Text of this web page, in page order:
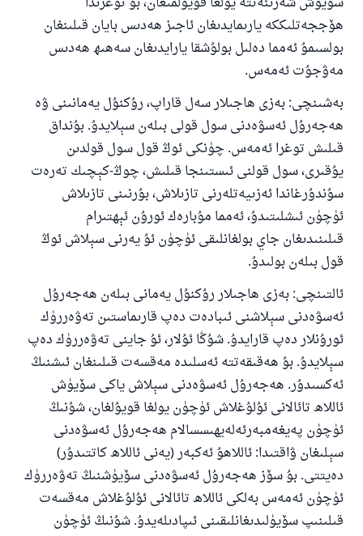
ھۆججەتلىككە يارىمايدىغان ئاجىز ھەدىس بايان قىلىنغان
بولسىمۇ ئەمما دەلىل بولۇشقا يارايدىغان سەھىھ ھەدىس
مەۋجۇت ئەمەس.
بەشىنچى: بەزى ھاجىلار سەل قاراپ، رۇكنۇل يەمانىنى ۋە
ھەجەرۇل ئەسۋەدنى سول قولى بىلەن سېلايدۇ. بۇنداق
قىلىش توغرا ئەمەس. چۈنكى ئوڭ قول سول قولدىن
يۇقىرى، سول قولنى ئىستىنجا قىلىش، چوڭ-كېچىك تەرەت
سۇندۇرغاندا ئەزىيەتلەرنى تازىلاش، بۇرنىنى تازىلاش
ئۈچۈن ئىشلىتىدۇ، ئەمما مۇبارەك ئورۇن ئېھتىرام
قىلىنىدىغان جاي بولغانلىقى ئۈچۈن ئۇ يەرنى سېلاش ئوڭ
قول بىلەن بولىدۇ.
ئالتىنچى: بەزى ھاجىلار رۇكنۇل يەمانى بىلەن ھەجەرۇل
ئەسۋەدنى سېلاشنى ئىبادەت دەپ قارىماستىن تەۋەررۈك
ئورۇنلار دەپ قارايدۇ. شۇڭا ئۇلار، ئۇ جاينى تەۋەررۈك دەپ
سېلايدۇ. بۇ ھەقىقەتتە ئەسلىدە مەقسەت قىلىنغان ئىشنىڭ
ئەكسىدۇر. ھەجەرۇل ئەسۋەدنى سېلاش ياكى سۆيۈش
ئاللاھ تائالانى ئۇلۇغلاش ئۈچۈن يولغا قويۇلغان، شۇنىڭ
ئۈچۈن پەيغەمبەرئەلەيھىسسالام ھەجەرۇل ئەسۋەدنى
سېلىغان ۋاقتىدا: ئاللاھۇ ئەكبەر (يەنى ئاللاھ كاتتىدۇر)
دەيتتى. بۇ سۆز ھەجەرۇل ئەسۋەدنى سۆيۈشنىڭ تەۋەررۈك
ئۈچۈن ئەمەس بەلكى ئاللاھ تائالانى ئۇلۇغلاش مەقسەت
قىلىنىپ سۆيۈلىدىغانلىقىنى ئىپادىلەيدۇ. شۇنىڭ ئۈچۈن
ئائىلىنى ساقلاپ قالدى
ئۇممەتكە جاۋاپ بېرىشىمىزگە ياردەم قىلىڭ
پەيغەمبەرئەلەيھىسسالام مۇنداق دېگەن:
ياخشىلىققا باشلارپ قويغان كىشى قىلغۇچىغا
ئوخشاش ساۋاپقا ئېرىشىدۇ
مۇسلىم رىۋايەت قىلغان (1893) ھەدىس
ئىئائە